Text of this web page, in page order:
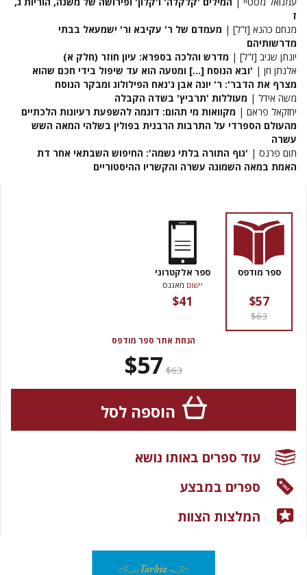
ז
מנחם כהנא [ז"ל] | מעמדם של ר' עקיבא ור' ישמעאל בבתי
מדרשותיהם
יונתן שגיב [ז"ל] | מדרש והלכה בספרא: עיון חוזר (חלק א)
אלנתן חן | 'ובא הנוסח [...] ומטעה הוא עד שיפול בידי חכם שהוא
מצרף את הדבר': ר' יונה אבן ג'נאח הפילולוג ומבקר הנוסח
משה אידל | מעוללות 'תרביץ' בשדה הקבלה
יחזקאל פראם | מקוואות מי תהום: דוגמה להשפעת רעיונות הלכתיים
מהעולם הספרדי על התרבות הרבנית בפולין בשלהי המאה השש
עשרה
תום פרנס | 'גוף התורה בלתי נשמה': החיפוש השבתאי אחר דת
האמת במאה השמונה עשרה והקשריו ההיסטוריים
ספר מודפס
$57
$63
ספר אלקטרוני
יישום מאגנס
$41
הנחת אתר ספר מודפס
$63
$57
הוספה לסל
עוד ספרים באותו נושא
ספרים במבצע
המלצות הצוות